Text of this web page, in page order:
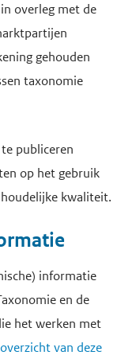
overleg met de
gehouden
taxonomie
publiceren
op het gebruik
kwaliteit.
informatie
en de
het werken met
van deze